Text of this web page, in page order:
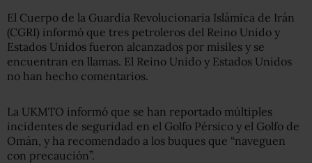
El Cuerpo de la Guardia Revolucionaria Islámica de Irán
(CGRI) informó que tres petroleros del Reino Unido y
Estados Unidos fueron alcanzados por misiles y se
encuentran en llamas. El Reino Unido y Estados Unidos
no han hecho comentarios.
La UKMTO informó que se han reportado múltiples
incidentes de seguridad en el Golfo Pérsico y el Golfo de
Omán, y ha recomendado a los buques que “naveguen
con precaución”.